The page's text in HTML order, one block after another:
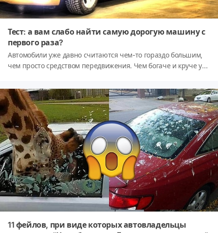
Тест: а вам слабо найти самую дорогую машину с
первого раза?
Автомобили уже давно считаются чем-то гораздо большим,
чем просто средством передвижения. Чем богаче и круче у
сможете найти самую дорогую тачку в мире по состоянию на
2018 год?
11 фейлов, при виде которых автовладельцы